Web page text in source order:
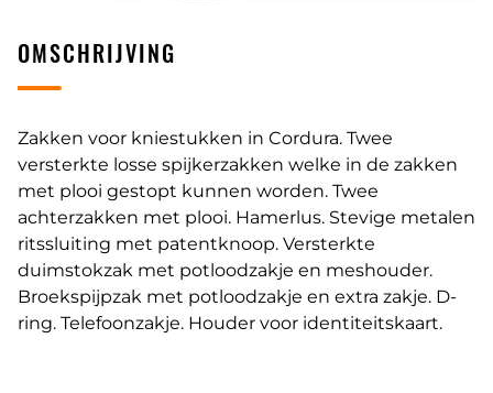
OMSCHRIJVING
Zakken voor kniestukken in Cordura. Twee
versterkte losse spijkerzakken welke in de zakken
met plooi gestopt kunnen worden. Twee
achterzakken met plooi. Hamerlus. Stevige metalen
ritssluiting met patentknoop. Versterkte
duimstokzak met potloodzakje en meshouder.
Broekspijpzak met potloodzakje en extra zakje. D-
ring. Telefoonzakje. Houder voor identiteitskaart.